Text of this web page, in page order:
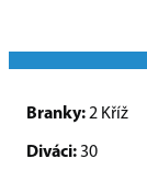
Branky:2 Kříž
Diváci:30